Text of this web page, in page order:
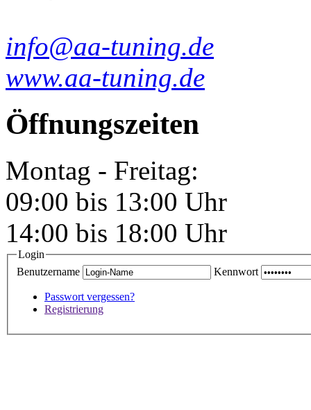
info@aa-tuning.de
www.aa-tuning.de
Öffnungszeiten
Montag - Freitag:
09:00 bis 13:00 Uhr
14:00 bis 18:00 Uhr
Login
Benutzername
Kennwort
Passwort vergessen?
Registrierung